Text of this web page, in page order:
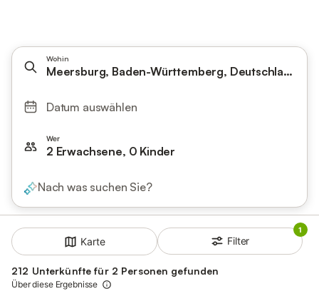
Wohin
Meersburg, Baden-Württemberg, Deutschland
Datum auswählen
Wer
2 Erwachsene, 0 Kinder
Nach was suchen Sie?
Karte
1
Filter
212 Unterkünfte für 2 Personen gefunden
Über diese Ergebnisse